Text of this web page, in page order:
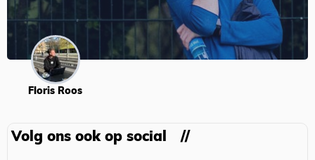
Floris Roos
Volg ons ook op social